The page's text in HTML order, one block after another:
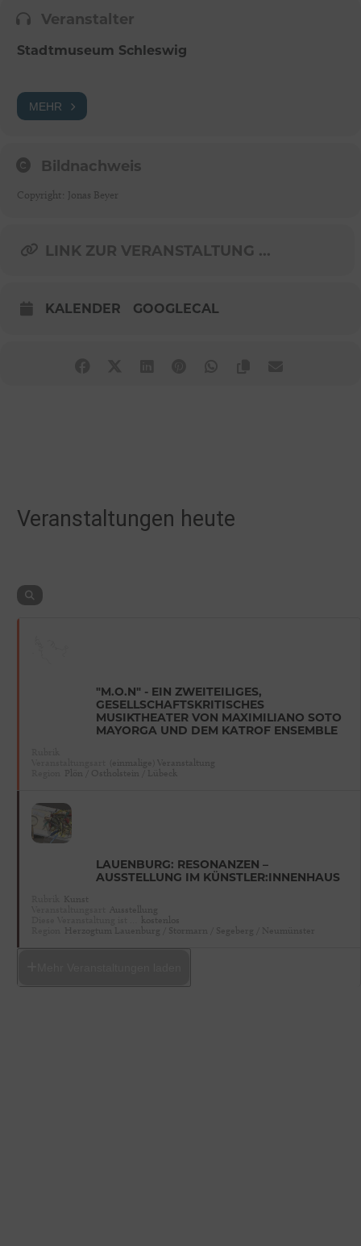
Veranstalter
Stadtmuseum Schleswig
MEHR
Bildnachweis
Copyright: Jonas Beyer
LINK ZUR VERANSTALTUNG ...
KALENDER GOOGLECAL
Veranstaltungen heute
"M.O.N" - EIN ZWEITEILIGES,
GESELLSCHAFTSKRITISCHES
MUSIKTHEATER VON MAXIMILIANO SOTO
MAYORGA UND DEM KATROF ENSEMBLE
LAUENBURG: RESONANZEN –
AUSSTELLUNG IM KÜNSTLER:INNENHAUS